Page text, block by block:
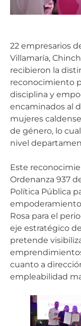
22 empresarios
Villamaría,
recibieron la
reconocimiento
disciplina y
encaminados al
mujeres
de género, lo
nivel
Este
Ordenanza 937
Política Pública
Rosa para el
eje estratégico
pretende
cuanto a
empleabilidad